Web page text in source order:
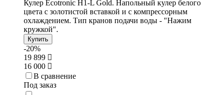
Кулер Ecotronic H1-L Gold. Напольный кулер белого
цвета с золотистой вставкой и с компрессорным
охлаждением. Тип кранов подачи воды - "Нажим
кружкой".
Купить
-20%
19 899
16 000
В сравнение
Под заказ